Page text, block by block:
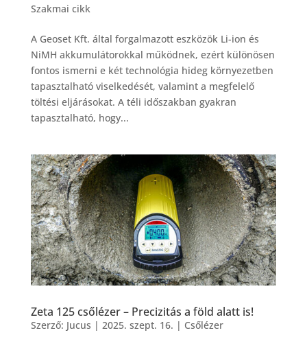
Szakmai cikk
A Geoset Kft. által forgalmazott eszközök Li-ion és
NiMH akkumulátorokkal működnek, ezért különösen
fontos ismerni e két technológia hideg környezetben
tapasztalható viselkedését, valamint a megfelelő
töltési eljárásokat. A téli időszakban gyakran
tapasztalható, hogy...
Zeta 125 csőlézer – Precizitás a föld alatt is!
Szerző: Jucus | 2025. szept. 16. | Csőlézer